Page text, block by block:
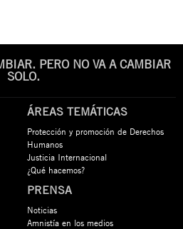
PERO NO VA A CAMBIAR
SOLO.
ÁREAS TEMÁTICAS
Protección y promoción de Derechos
Humanos
Justicia Internacional
¿Qué hacemos?
PRENSA
Noticias
Amnistía en los medios